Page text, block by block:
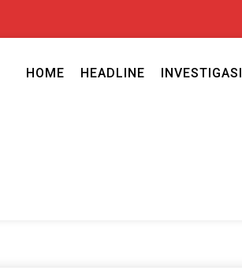
HOME HEADLINE INVESTIGASI